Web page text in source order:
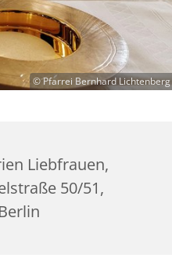
© Pfarrei Bernhard Lichtenberg
Liebfrauen,
50/51,